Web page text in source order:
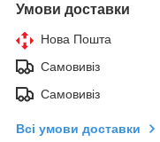
Умови доставки
Нова Пошта
Самовивіз
Самовивіз
Всі умови доставки